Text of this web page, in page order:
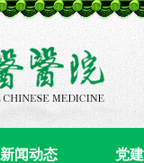
新闻动态 党